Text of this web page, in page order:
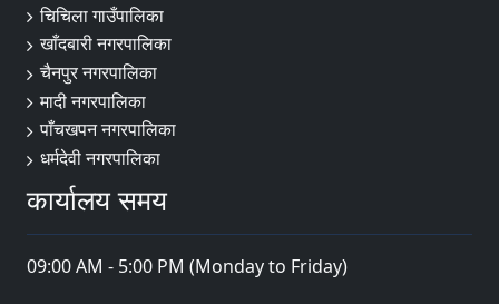
चिचिला गाउँपालिका
खाँदबारी नगरपालिका
चैनपुर नगरपालिका
मादी नगरपालिका
पाँचखपन नगरपालिका
धर्मदेवी नगरपालिका
कार्यालय समय
09:00 AM - 5:00 PM (Monday to Friday)